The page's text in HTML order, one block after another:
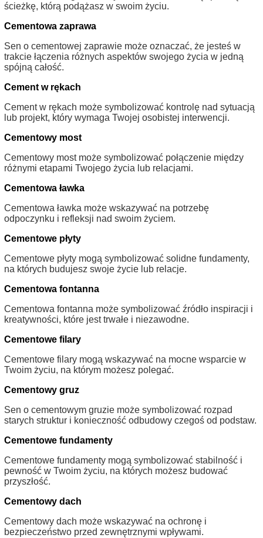
ścieżkę, którą podążasz w swoim życiu.
Cementowa zaprawa
Sen o cementowej zaprawie może oznaczać, że jesteś w
trakcie łączenia różnych aspektów swojego życia w jedną
spójną całość.
Cement w rękach
Cement w rękach może symbolizować kontrolę nad sytuacją
lub projekt, który wymaga Twojej osobistej interwencji.
Cementowy most
Cementowy most może symbolizować połączenie między
różnymi etapami Twojego życia lub relacjami.
Cementowa ławka
Cementowa ławka może wskazywać na potrzebę
odpoczynku i refleksji nad swoim życiem.
Cementowe płyty
Cementowe płyty mogą symbolizować solidne fundamenty,
na których budujesz swoje życie lub relacje.
Cementowa fontanna
Cementowa fontanna może symbolizować źródło inspiracji i
kreatywności, które jest trwałe i niezawodne.
Cementowe filary
Cementowe filary mogą wskazywać na mocne wsparcie w
Twoim życiu, na którym możesz polegać.
Cementowy gruz
Sen o cementowym gruzie może symbolizować rozpad
starych struktur i konieczność odbudowy czegoś od podstaw.
Cementowe fundamenty
Cementowe fundamenty mogą symbolizować stabilność i
pewność w Twoim życiu, na których możesz budować
przyszłość.
Cementowy dach
Cementowy dach może wskazywać na ochronę i
bezpieczeństwo przed zewnętrznymi wpływami.